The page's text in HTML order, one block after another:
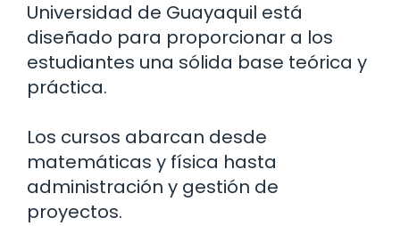
Universidad de Guayaquil está
diseñado para proporcionar a los
estudiantes una sólida base teórica y
práctica.
Los cursos abarcan desde
matemáticas y física hasta
administración y gestión de
proyectos.